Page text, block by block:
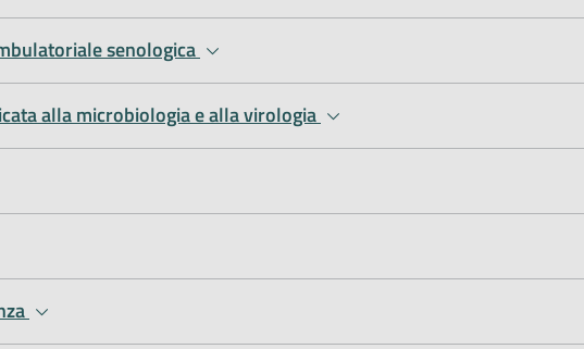
senologica
alla microbiologia e alla virologia